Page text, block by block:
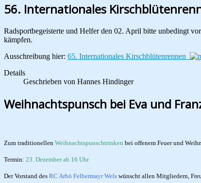
56. Internationales
Radsportbegeisterte und Helfer den 02. April bitte unbedingt
kämpfen.
Ausschreibung hier: 65. Internationales Kirschblütenrennen
Details
Geschrieben von Hannes Hindinger
Weihnachtspunsch bei Eva und
Zum traditionellen Weihnachtspunschtrinken bei offenem Feuer und
Termin: 23. Dezember ab 16 Uhr
Der Vorstand des RC Arbö Felbermayr Wels wünscht allen Mitgliedern,